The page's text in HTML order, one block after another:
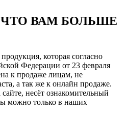
ЧТО ВАМ БОЛЬШЕ
которая согласно
Федерации от 23 февраля
к продаже лицам, не
а так же к онлайн продаже.
несёт ознакомительный
можно только в наших